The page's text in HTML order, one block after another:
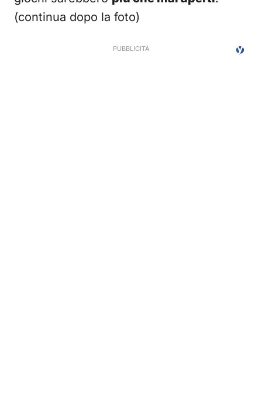
(continua dopo la foto)